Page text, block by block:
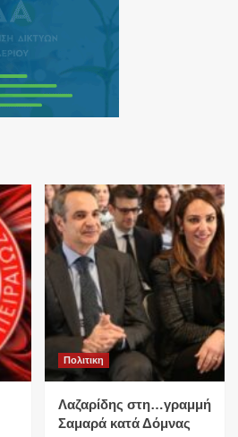
Πολιτικη
Λαζαρίδης στη…γραμμή
Σαμαρά κατά Δόμνας